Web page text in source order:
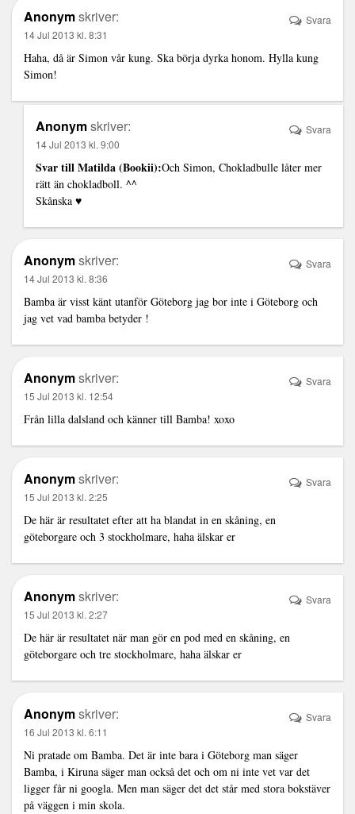
Anonymskriver:
14 Jul 2013 kl. 8:31
Haha, då är Simon vår kung. Ska börja dyrka honom. Hylla kung
Simon!
Svara
Anonymskriver:
14 Jul 2013 kl. 9:00
Svar till Matilda (Bookii):Och Simon, Chokladbulle låter mer
rätt än chokladboll. ^^
Skånska ♥
Svara
Anonymskriver:
14 Jul 2013 kl. 8:36
Bamba är visst känt utanför Göteborg jag bor inte i Göteborg och
jag vet vad bamba betyder !
Svara
Anonymskriver:
15 Jul 2013 kl. 12:54
Från lilla dalsland och känner till Bamba! xoxo
Svara
Anonymskriver:
15 Jul 2013 kl. 2:25
De här är resultatet efter att ha blandat in en skåning, en
göteborgare och 3 stockholmare, haha älskar er
Svara
Anonymskriver:
15 Jul 2013 kl. 2:27
De här är resultatet när man gör en pod med en skåning, en
göteborgare och tre stockholmare, haha älskar er
Svara
Anonymskriver:
16 Jul 2013 kl. 6:11
Ni pratade om Bamba. Det är inte bara i Göteborg man säger
Bamba, i Kiruna säger man också det och om ni inte vet var det
ligger får ni googla. Men man säger det det står med stora bokstäver
på väggen i min skola.
Svara